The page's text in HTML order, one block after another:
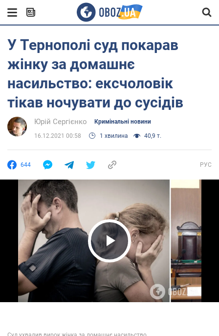
У Тернополі суд покарав
жінку за домашнє
насильство: ексчоловік
тікав ночувати до сусідів
Юрій Сергієнко Кримінальні новини
16.12.2021 00:58 1 хвилина 40,9 т.
644 РУС
Play Video